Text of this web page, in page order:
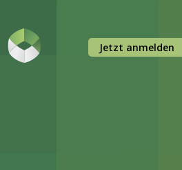
Jetzt anmelden